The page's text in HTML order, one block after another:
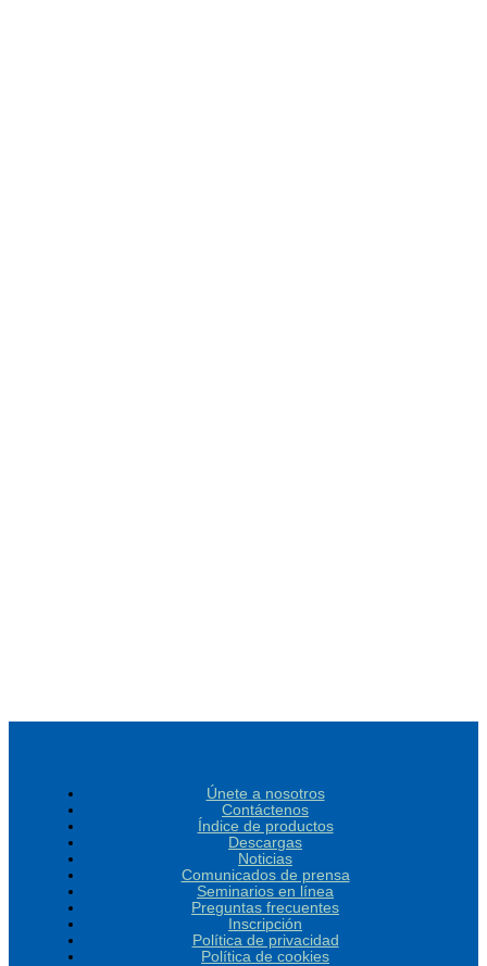
EurobioPlex Zika Virus
Únete a nosotros
Contáctenos
Índice de productos
Descargas
Noticias
Comunicados de prensa
Seminarios en línea
Preguntas frecuentes
Inscripción
Política de privacidad
Política de cookies